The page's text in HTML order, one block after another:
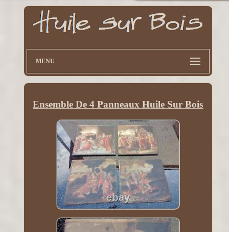
MENU
Ensemble De 4 Panneaux Huile Sur Bois